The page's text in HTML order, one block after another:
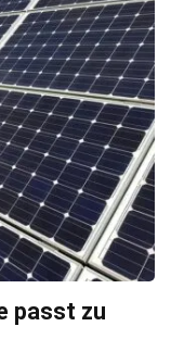
passt zu